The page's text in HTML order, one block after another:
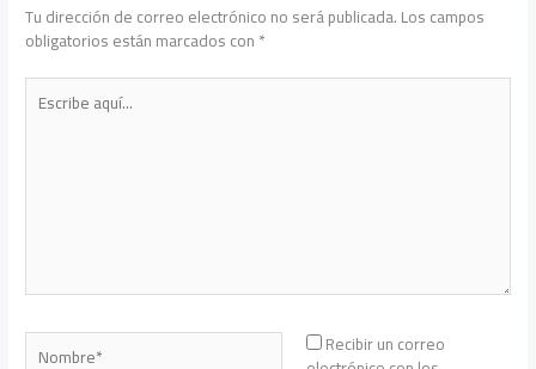
Tu dirección de correo electrónico no será publicada.Los campos
obligatorios están marcados con*
Escribe
aquí...
Nombre* Recibir un correo